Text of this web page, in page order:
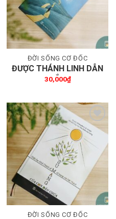
ĐỜI SỐNG CƠ ĐỐC
ĐƯỢC THÁNH LINH DẪN
DẮT
30,000₫
Thêm wishlist
ĐỜI SỐNG CƠ ĐỐC